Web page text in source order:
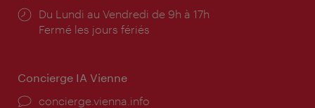
Horaires
d'ouverture:
Du Lundi au Vendredi de 9h à 17h
Fermé les jours fériés
Concierge IA Vienne
Ort:
concierge.vienna.info